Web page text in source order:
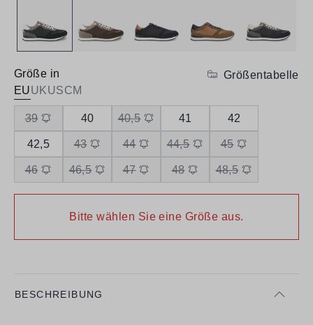
Größe in
EUUKUSCM
Größentabelle
39 40 40,5 41 42
42,5 43 44 44,5 45
46 46,5 47 48 48,5
Bitte wählen Sie eine Größe aus.
BESCHREIBUNG